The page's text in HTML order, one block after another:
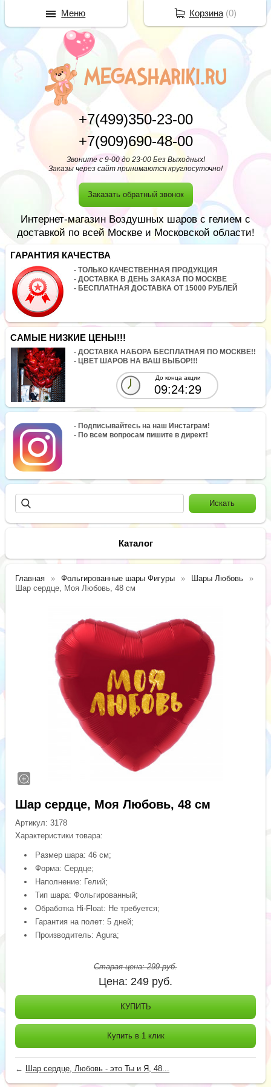
+7(499)350-23-00
+7(909)690-48-00
Звоните с 9-00 до 23-00 Без Выходных!
Заказы через сайт принимаются круглосуточно!
Заказать обратный звонок
Интернет-магазин Воздушных шаров с гелием с
доставкой по всей Москве и Московской области!
ГАРАНТИЯ КАЧЕСТВА
- ТОЛЬКО КАЧЕСТВЕННАЯ ПРОДУКЦИЯ
- ДОСТАВКА В ДЕНЬ ЗАКАЗА ПО МОСКВЕ
- БЕСПЛАТНАЯ ДОСТАВКА ОТ 15000 РУБЛЕЙ
САМЫЕ НИЗКИЕ ЦЕНЫ!!!
- ДОСТАВКА НАБОРА БЕСПЛАТНАЯ ПО МОСКВЕ!!
- ЦВЕТ ШАРОВ НА ВАШ ВЫБОР!!!
До конца акции
09:24:29
- Подписывайтесь на наш Инстаграм!
- По всем вопросам пишите в директ!
Каталог
Главная Фольгированные шары Фигуры
Шары Любовь
Шар сердце, Моя Любовь, 48 см
Шар сердце, Моя Любовь, 48 см
Артикул:3178
Характеристики товара:
Размер шара: 46 см;
Форма: Сердце;
Наполнение: Гелий;
Тип шара: Фольгированный;
Обработка Hi-Float: Не требуется;
Гарантия на полет: 5 дней;
Производитель: Agura;
Старая цена:299руб.
Цена: 249 руб.
КУПИТЬ
Купить в 1 клик
← Шар сердце, Любовь - это Ты и Я, 48...
Корзина(0)
Меню